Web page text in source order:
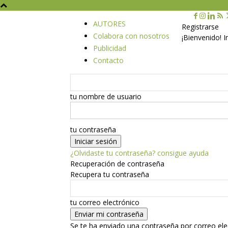
AUTORES
Colabora con nosotros
Publicidad
Contacto
Registrarse
¡Bienvenido!
tu nombre de usuario
tu contraseña
¿Olvidaste tu contraseña? consigue ayuda
Recuperación de contraseña
Recupera tu contraseña
tu correo electrónico
Se te ha enviado una contraseña por correo